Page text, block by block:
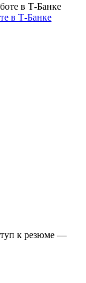
в Т-Банке
к резюме —